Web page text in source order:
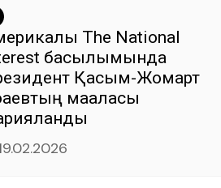
The National
басылымында
Қасым-Жомарт
мақаласы